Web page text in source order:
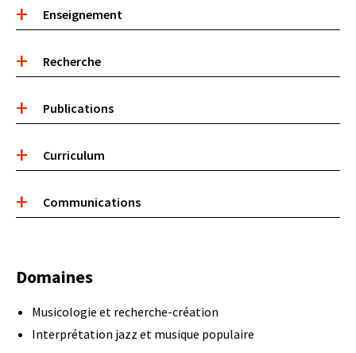
Accordéon
de
Enseignement
Recherche
Publications
Curriculum
Communications
Domaines
Musicologie et recherche-création
Interprétation jazz et musique populaire